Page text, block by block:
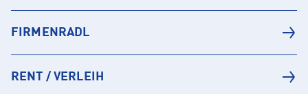
FIRMENRADL
RENT / VERLEIH